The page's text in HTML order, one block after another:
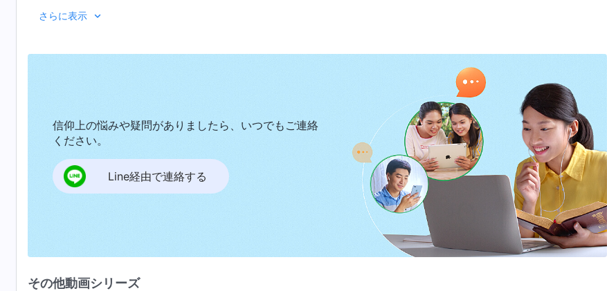
サタンを倒すためである。今わたしがあなたがたの間で行っている働きは、あなたがたの今日のための糧であり、あ
ある。わたしの言葉のすべてが、わたしがあなたがたに委ねた唯一のものである。それ以外に勧告は行わない。今日
わたしがあなたがたに語る言葉のすべてが、あなたがたへの勧告である。なぜならわたしが語る言葉のうちの多くに
ついては、今日あなたがたは経験がなく、その内面的な意味を理解できないからである。いつか、あなたがたの経験
は今日わたしが語ったとおりに実を結ぶ。これらの言葉はあなたがたの今日のビジョンであり、将来あなたがたが依
存するものである。それは今日のいのちにとっての糧であり、将来のための勧告であり、これに勝る勧告はない。な
ぜならわたしが地上で働く時間は、あなたがたがわたしの言葉を経験する時間ほど長くないからである。わたしはた
だ働きを完了するだけだが、あなたがたはいのちを追求しているのであり、それは生涯を通じた長い旅からなる過程
である。多くのことを経験して初めて、いのちの道を完全に手に入れることができる。そのとき初めて、わたしが今
日語る言葉の内にある意味を見抜けるようになる。あなたがたがわたしの言葉を手に入れ、一人一人がわたしの委託
をすべて受け、わたしがあなたがたに委託すべきものをすべて委託し、言葉の働きが終わりを迎えると、どれほど大
きな効果があったかに関わらず、それで神の旨の実現も成し遂げられたことになる。それはあなたが想像しているよ
今日神はあなた方の中で働き、正常な人間生活へと導くだろう。それは新しい生活を送るための新しい時代をあ
なた方にもたらすためである。働きは段階ごとに為され、あなた方は顔を合わせ、手をとって教わった。神はあなた
方に欠けるものを授け、解からないことを教える。神が語る言葉はあなた方への唯一の訓戒。そして、今日のビジョ
ンでありあなた方は将来これに頼るだろう。それは今日のいのちの糧であり、今後のための最善の訓戒である。神の
この業はいのちの供給であり、あなた方を正常な生活へと導く。それは専ら終わりの日に、一群の者たちへいのちを
いのちを与えるためである。神が今あなた方の間で為す働きはあなた方のための現在の供給で時に適った救いであ
り、神はこの数年に全ての真理を示す。そして神はあなた方にいのちの道を示し、今後の働きを表す。それはあなた
方が正しく正常に経験するために十分なものである。神が語る言葉はあなた方への唯一の訓戒。そして、今日のビジ
ョンであり、あなた方は将来これに頼るだろう。それは今日のいのちの糧であり、今後のための最善の訓戒である。
『小羊に従って新しい歌を歌おう』より
さらに表示
信仰上の悩みや疑問がありましたら、いつでもご連絡
ください。
Line経由で連絡する
その他動画シリーズ